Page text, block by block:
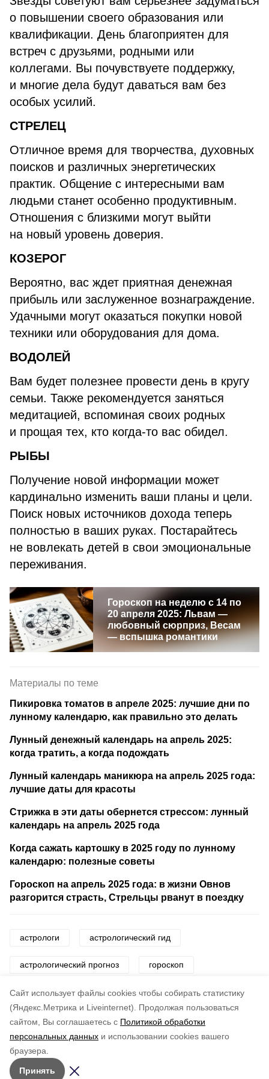
Cайт использует файлы cookies чтобы собирать статистику
(Яндекс.Метрика и Liveinternet).
Продолжая пользоваться
сайтом, Вы соглашаетесь с Политикой обработки
персональных данных и использовании cookies вашего
браузера.
Принять
о повышении своего образования или
квалификации. День благоприятен для
встреч с друзьями, родными или
коллегами. Вы почувствуете поддержку,
и многие дела будут даваться вам без
особых усилий.
СТРЕЛЕЦ
Отличное время для творчества, духовных
поисков и различных энергетических
практик. Общение с интересными вам
людьми станет особенно продуктивным.
Отношения с близкими могут выйти
на новый уровень доверия.
КОЗЕРОГ
Вероятно, вас ждет приятная денежная
прибыль или заслуженное вознаграждение.
Удачными могут оказаться покупки новой
техники или оборудования для дома.
ВОДОЛЕЙ
Вам будет полезнее провести день в кругу
семьи. Также рекомендуется заняться
медитацией, вспоминая своих родных
и прощая тех, кто когда-то вас обидел.
РЫБЫ
Получение новой информации может
кардинально изменить ваши планы и цели.
Поиск новых источников дохода теперь
полностью в ваших руках. Постарайтесь
не вовлекать детей в свои эмоциональные
переживания.
Гороскоп на неделю с 14 по
20 апреля 2025: Львам —
любовный сюрприз, Весам
— вспышка романтики
Материалы по теме
Пикировка томатов в апреле 2025: лучшие дни по
лунному календарю, как правильно это делать
Лунный денежный календарь на апрель 2025:
когда тратить, а когда подождать
Лунный календарь маникюра на апрель 2025 года:
лучшие даты для красоты
Стрижка в эти даты обернется стрессом: лунный
календарь на апрель 2025 года
Когда сажать картошку в 2025 году по лунному
календарю: полезные советы
Гороскоп на апрель 2025 года: в жизни Овнов
разгорится страсть, Стрельцы рванут в поездку
астрологи астрологический гид
астрологический прогноз гороскоп
знаки зодиака звезды
по оценке
5